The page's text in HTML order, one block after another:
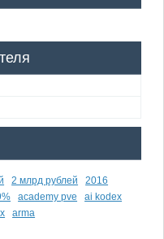
2 млрд рублей
2016
academy pve
ai kodex
arma